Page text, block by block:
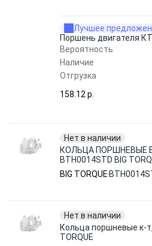
Лучшее
Поршень двигателя
Вероятность
Наличие
Отгрузка
158.12 p.
Нет в наличии
КОЛЬЦА ПОРШНЕВЫЕ
BTH0014STD BIG
BIG TORQUE
Нет в наличии
Кольца поршневые к-
TORQUE